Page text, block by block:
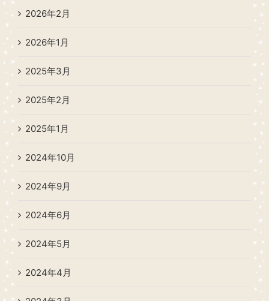
2026年2月
2026年1月
2025年3月
2025年2月
2025年1月
2024年10月
2024年9月
2024年6月
2024年5月
2024年4月